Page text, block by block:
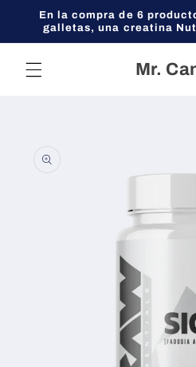
directamente
al contenido
En la compra de 6
galletas, una creatina
Mr.
información